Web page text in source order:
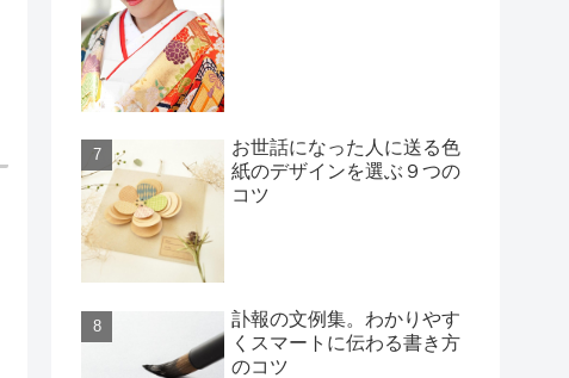
お世話になった人に送る色
紙のデザインを選ぶ９つの
コツ
訃報の文例集。わかりやす
くスマートに伝わる書き方
のコツ